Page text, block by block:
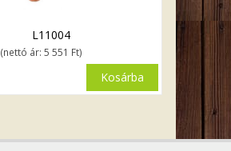
(nettó ár: 5 551 Ft)
L11004
Kosárba